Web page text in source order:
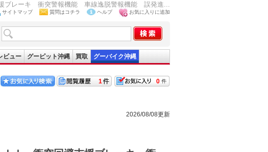
ブレーキ 衝突警報機能 車線逸脱警報機能 誤発進...
サイトマップ 質問はコチラ ヘルプ お気に入りに追加
ビュー グーピット沖縄 買取 グーバイク沖縄
0
1
2026/08/08更新